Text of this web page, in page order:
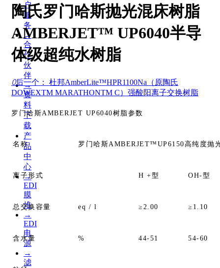
户
服
务
→
合
作
伙
伴
→
资
料
下
载
产
品
中
心
→
EDI
膜
堆
→
EDI
电
源
→
滤
陶氏罗门哈斯抛光混床树脂
AMBERJET™ UP6040半导
体级超纯水树脂
ꄲ后一个：
杜邦AmberLite™HPR1100Na（原陶氏
DOWEXTM MARATHONTM C）强酸阳离子交换树脂
罗门哈斯AMBERJET UP6040树脂参数
名称 罗门哈斯AMBERJET™UP6150高纯度抛
离子形式 H +型 OH-型
总交换容量 eq / l ≥2.00 ≥1.10
含水量 % 44-51 54-60